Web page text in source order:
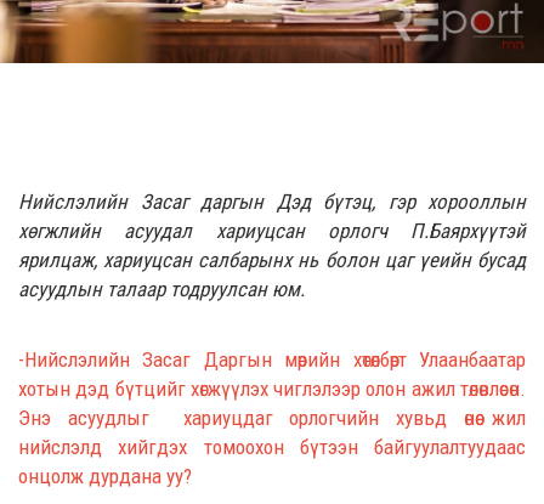
Нийслэлийн Засаг даргын Дэд бүтэц, гэр хорооллын
хөгжлийн асуудал хариуцсан орлогч П.Баярхүүтэй
ярилцаж,хариуцсан салбарынх нь болон цаг үеийн бусад
асуудлын талаар тодруулсан юм.
-Нийслэлийн Засаг Даргын мөрийн хөтөлбөрт Улаанбаатар
хотын дэд бүтцийг хөгжүүлэх чиглэлээролон ажил төлөвлөсөн.
Энэ асуудлыг хариуцдаг орлогчийн хувьд өнөө жил
нийслэлдхийгдэх
томоохон бүтээн байгуулалтуудаас
онцолж дурдана уу?